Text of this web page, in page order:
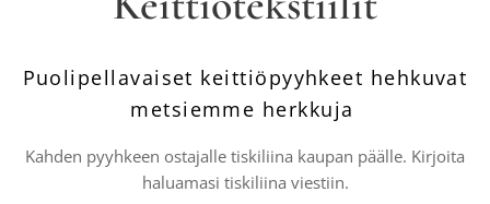
Puolipellavaiset keittiöpyyhkeet hehkuvat
metsiemme herkkuja
Kahden pyyhkeen ostajalle tiskiliina kaupan päälle. Kirjoita
haluamasi tiskiliina viestiin.